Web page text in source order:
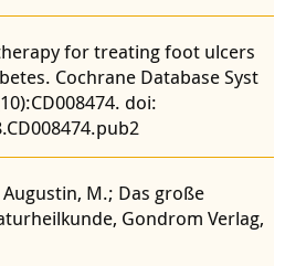
for treating foot ulcers
Cochrane Database Syst
doi:
M.; Das große
Gondrom Verlag,